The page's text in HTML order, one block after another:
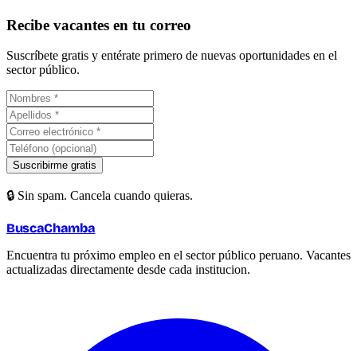
Recibe vacantes en tu correo
Suscríbete gratis y entérate primero de nuevas oportunidades en el
sector público.
Suscribirme gratis
🔒 Sin spam. Cancela cuando quieras.
BuscaChamba
Encuentra tu próximo empleo en el sector público peruano. Vacantes
actualizadas directamente desde cada institucion.